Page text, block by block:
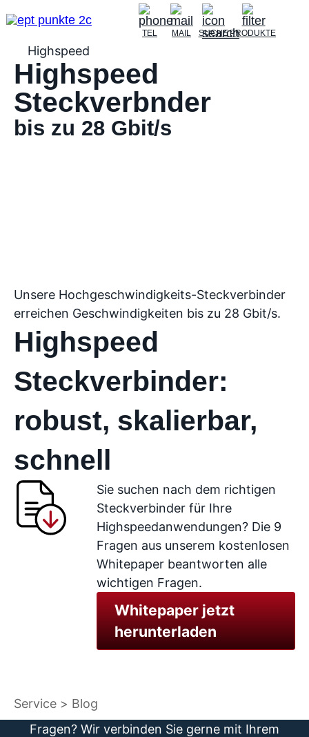
TEL MAIL SUCHEPRODUKTE
Highspeed
Highspeed
Steckverbnder
bis zu 28 Gbit/s
Unsere Hochgeschwindigkeits-Steckverbinder
erreichen Geschwindigkeiten bis zu 28 Gbit/s.
Highspeed
Steckverbinder:
robust, skalierbar,
schnell
Sie suchen nach dem richtigen
Steckverbinder für Ihre
Highspeedanwendungen? Die 9
Fragen aus unserem kostenlosen
Whitepaper beantworten alle
wichtigen Fragen.
Whitepaper jetzt
herunterladen
Service
Blog
Fragen? Wir verbinden Sie gerne mit Ihrem